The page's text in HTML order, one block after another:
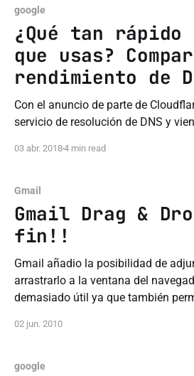
google
¿Qué tan rápido
que usas?
rendimiento de
Con el anuncio de parte de
servicio de resolución de DNS y
Todo sitio o servicio
03 abr. 20184 min read
Gmail
Gmail Drag &
fin!!
Gmail añadio la posibilidad de
arrastrarlo a la ventana del
demasiado útil ya que también
o simplemente no se podia. Lo bueno que como todo en
02 jun. 2010
google